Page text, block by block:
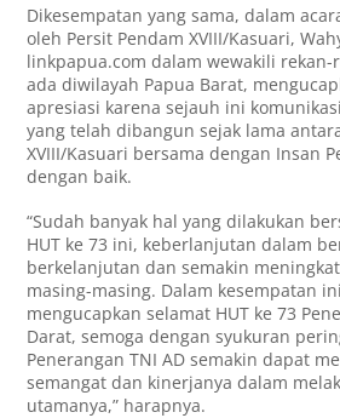
Dikesempatan yang sama, dalam
oleh Persit Pendam XVIII/Kasuari,
linkpapua.com dalam wewakili rekan-
ada diwilayah Papua Barat,
apresiasi karena sejauh ini
yang telah dibangun sejak lama
XVIII/Kasuari bersama dengan Insan
dengan baik.
“Sudah banyak hal yang dilakukan
HUT ke 73 ini, keberlanjutan dalam
berkelanjutan dan semakin
masing-masing. Dalam kesempatan
mengucapkan selamat HUT ke 73
Darat, semoga dengan syukuran
Penerangan TNI AD semakin dapat
semangat dan kinerjanya dalam
utamanya,” harapnya.